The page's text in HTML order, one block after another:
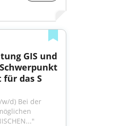
GIS und
das S
d) Bei der